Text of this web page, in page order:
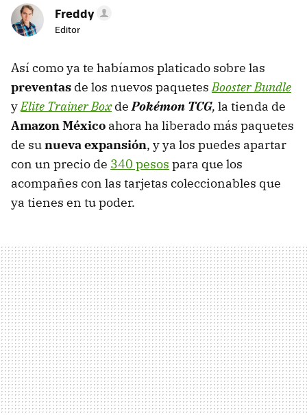
Freddy
Editor
Así como ya te habíamos platicado sobre las
preventas de los nuevos paquetesBooster Bundle
yElite Trainer Box dePokémon TCG, la tienda de
Amazon México ahora ha liberado más paquetes
de sunueva expansión, y ya los puedes apartar
con un precio de 340 pesos para que los
acompañes con las tarjetas coleccionables que
ya tienes en tu poder.